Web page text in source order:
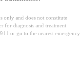
only and does not constitute
for diagnosis and treatment
or go to the nearest emergency